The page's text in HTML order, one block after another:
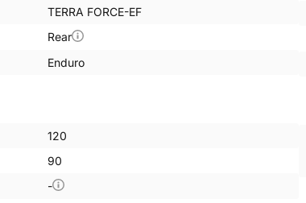
120
90
-
TERRA FORCE-EF
Rear
Enduro